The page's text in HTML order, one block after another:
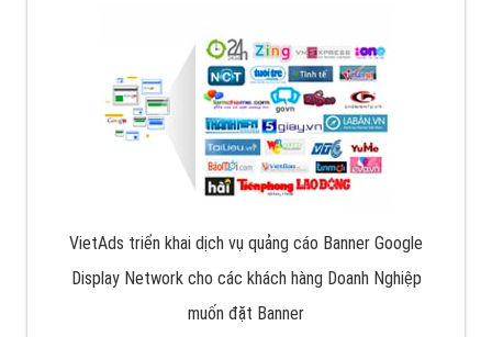
VietAds triển khai dịch vụ quảng cáo Banner Google
Display Network cho các khách hàng Doanh Nghiệp
muốn đặt Banner